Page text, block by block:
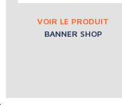
BANNER SHOP